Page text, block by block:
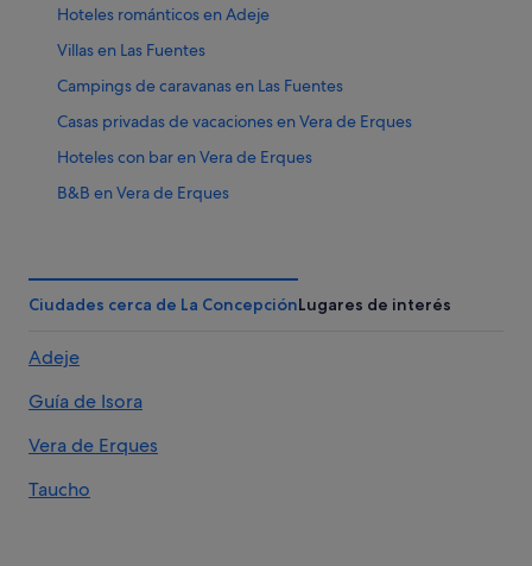
Hoteles románticos en Adeje
Villas en Las Fuentes
Campings de caravanas en Las Fuentes
Casas privadas de vacaciones en Vera de Erques
Hoteles con bar en Vera de Erques
B&B en Vera de Erques
Hoteles ecológicos en Adeje
Hoteles históricos en Adeje
Villas en Vera de Erques
Hilton Hotels en Adeje
Hoteles de 4 estrellas en Adeje
Ciudades cerca de La ConcepciónLugares de interés
Adeje
Guía de Isora
Vera de Erques
Taucho